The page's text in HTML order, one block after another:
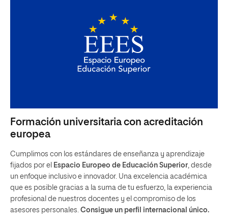
Formación universitaria con acreditación
europea
Cumplimos con los estándares de enseñanza y aprendizaje
fijados por el Espacio Europeo de Educación Superior, desde
un enfoque inclusivo e innovador. Una excelencia académica
que es posible gracias a la suma de tu esfuerzo, la experiencia
profesional de nuestros docentes y el compromiso de los
asesores personales. Consigue un perfil internacional único.